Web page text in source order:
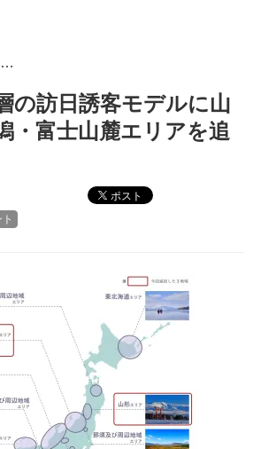
観光庁、富裕層の訪日誘客モデルに山形・佐渡
の訪日誘客モデルに山
・富士山麓エリアを追
ポスト